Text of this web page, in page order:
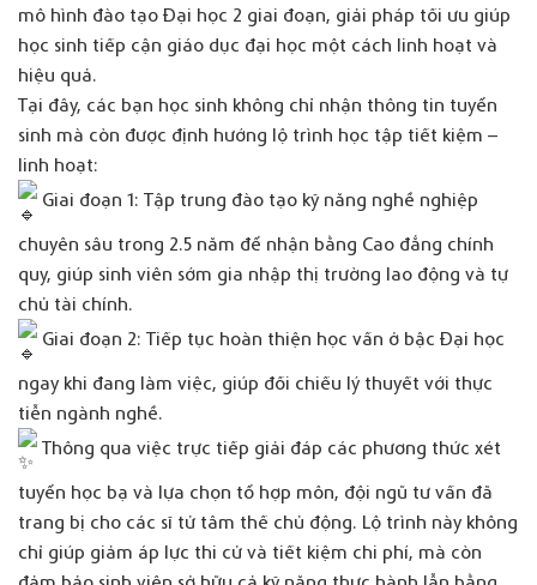
mô hình đào tạo Đại học 2 giai đoạn, giải pháp tối ưu giúp
học sinh tiếp cận giáo dục đại học một cách linh hoạt và
hiệu quả.
Tại đây, các bạn học sinh không chỉ nhận thông tin tuyển
sinh mà còn được định hướng lộ trình học tập tiết kiệm –
linh hoạt:
Giai đoạn 1: Tập trung đào tạo kỹ năng nghề nghiệp
chuyên sâu trong 2.5 năm để nhận bằng Cao đẳng chính
quy, giúp sinh viên sớm gia nhập thị trường lao động và tự
chủ tài chính.
Giai đoạn 2: Tiếp tục hoàn thiện học vấn ở bậc Đại học
ngay khi đang làm việc, giúp đối chiếu lý thuyết với thực
tiễn ngành nghề.
Thông qua việc trực tiếp giải đáp các phương thức xét
tuyển học bạ và lựa chọn tổ hợp môn, đội ngũ tư vấn đã
trang bị cho các sĩ tử tâm thế chủ động. Lộ trình này không
chỉ giúp giảm áp lực thi cử và tiết kiệm chi phí, mà còn